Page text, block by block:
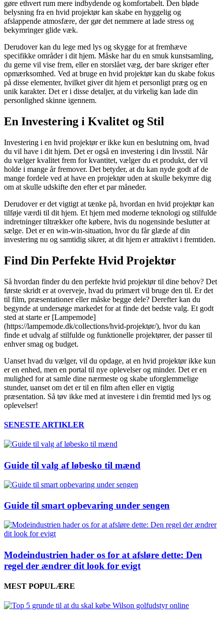
gøre ethvert rum mere indbydende og komfortabelt. Den bløde
belysning fra en hvid projektør kan skabe en hyggelig og
afslappende atmosfære, der gør det nemmere at lade stress og
bekymringer glide væk.
Derudover kan du lege med lys og skygge for at fremhæve
specifikke områder i dit hjem. Måske har du en smuk kunstsamling,
du gerne vil vise frem, eller en storslået væg, der bare skriger efter
opmærksomhed. Ved at bruge en hvid projektør kan du skabe fokus
på disse elementer, hvilket giver dit hjem et personligt præg og en
unik karakter. Det er i disse detaljer, at du virkelig kan lade din
personlighed skinne igennem.
En Investering i Kvalitet og Stil
Investering i en hvid projektør er ikke kun en beslutning om, hvad
du vil have i dit hjem. Det er også en investering i din livsstil. Når
du vælger kvalitet frem for kvantitet, vælger du et produkt, der vil
holde i mange år fremover. Det betyder, at du kan nyde godt af de
mange fordele ved at have en projektør uden at skulle bekymre dig
om at skulle udskifte den efter et par måneder.
Derudover er det vigtigt at tænke på, hvordan en hvid projektør kan
tilføje værdi til dit hjem. Et hjem med moderne teknologi og stilfulde
indretninger tiltrækker ofte købere, hvis du nogensinde beslutter at
sælge. Det er en win-win-situation, hvor du får glæde af din
investering nu og samtidig sikrer, at dit hjem er attraktivt i fremtiden.
Find Din Perfekte Hvid Projektør
Så hvordan finder du den perfekte hvid projektør til dine behov? Det
første skridt er at overveje, hvad du primært vil bruge den til. Er det
til film, præsentationer eller måske begge dele? Derefter kan du
begynde at undersøge markedet for at finde det bedste valg. Et godt
sted at starte er [Lampemode]
(https://lampemode.dk/collections/hvid-projektør/), hvor du kan
finde et udvalg af stilfulde og funktionelle projektører, der passer til
enhver smag og budget.
Uanset hvad du vælger, vil du opdage, at en hvid projektør ikke kun
er en enhed, men en portal til nye oplevelser og minder. Det er en
mulighed for at samle dine nærmeste og skabe uforglemmelige
stunder, uanset om det er til en film aften eller en vigtig
præsentation. Så tøv ikke med at investere i din fremtid med lys og
oplevelser!
SENESTE ARTIKLER
Guide til valg af løbesko til mænd
Guide til smart opbevaring under sengen
Modeindustrien hader os for at afsløre dette: Den
regel der ændrer dit look for evigt
MEST POPULÆRE